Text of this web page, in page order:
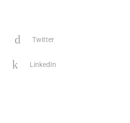
Twitter
LinkedIn